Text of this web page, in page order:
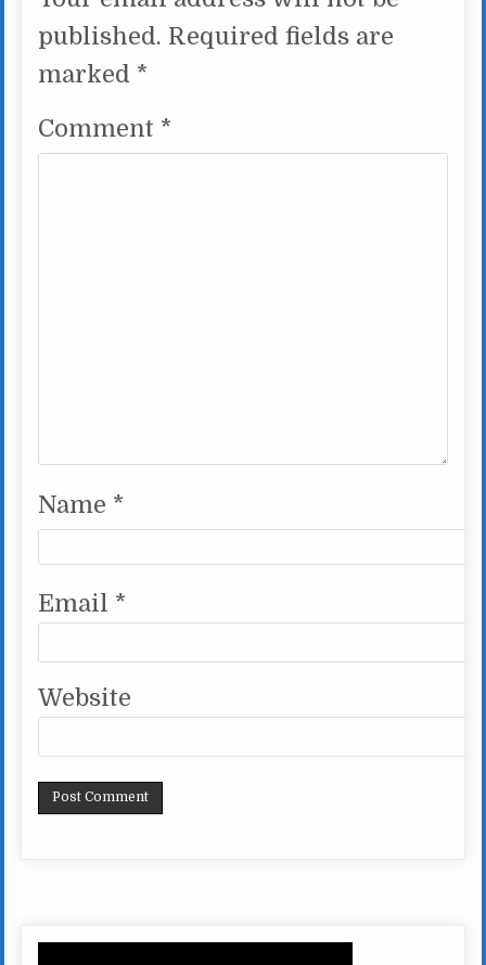
published. Required fields are
marked *
Comment *
Name *
Email *
Website